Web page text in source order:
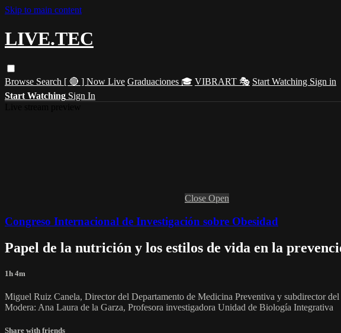
Skip to main content
LIVE.TEC
Browse Search [ 🔴 ] Now Live Graduaciones 🎓 VIBRART 🎭 Start Watching Sign in
Start Watching Sign In
Close Open
Congreso Internacional de Investigación sobre Obesidad
Papel de la nutrición y los estilos de vida en la
1h 4m
Miguel Ruiz Canela, Director del Departamento de Medicina Preventiva y subdirector
Modera: Ana Laura de la Garza, Profesora investigadora Unidad de Biología Integrativa
Share with friends